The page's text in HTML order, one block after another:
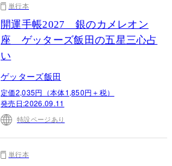
単行本
開運手帳2027 銀のカメレオン
座 ゲッターズ飯田の五星三心占
い
ゲッターズ飯田
定価2,035円（本体1,850円＋税）
発売日:2026.09.11
特設ページあり
単行本